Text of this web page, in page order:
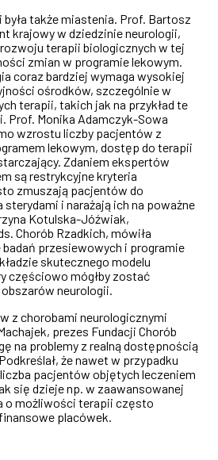
także miastenia. Prof. Bartosz
krajowy w dziedzinie neurologii,
terapii biologicznych w tej
zmian w programie lekowym.
coraz bardziej wymaga wysokiej
ośrodków, szczególnie w
terapii, takich jak na przykład te
Prof. Monika Adamczyk-Sowa
wzrostu liczby pacjentów z
lekowym, dostęp do terapii
Zdaniem ekspertów
są restrykcyjne kryteria
zmuszają pacjentów do
sterydami i narażają ich na poważne
Kotulska-Jóźwiak,
Chorób Rzadkich, mówiła
przesiewowych i programie
skutecznego modelu
częściowo mógłby zostać
neurologii.
z chorobami neurologicznymi
prezes Fundacji Chorób
na problemy z realną dostępnością
że nawet w przypadku
pacjentów objętych leczeniem
się dzieje np. w zaawansowanej
o możliwości terapii często
placówek.